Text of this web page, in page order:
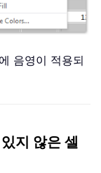
음영이 적용되
지 않은 셀